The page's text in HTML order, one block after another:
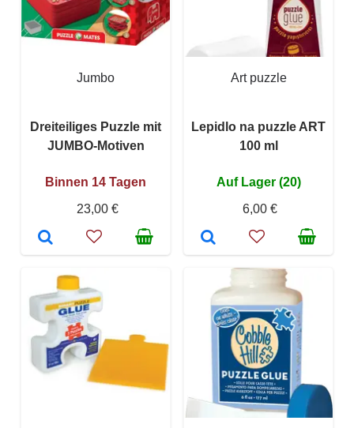
Jumbo
Dreiteiliges Puzzle mit
JUMBO-Motiven
Binnen 14 Tagen
23,00 €
Art puzzle
Lepidlo na puzzle ART
100 ml
Auf Lager (20)
6,00 €